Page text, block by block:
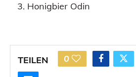
Honigbier Odin
TEILEN 0